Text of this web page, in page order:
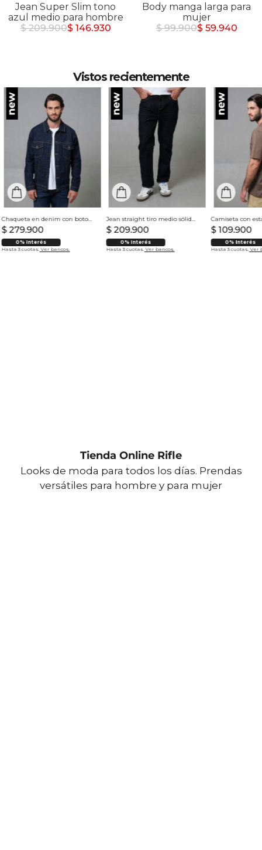
Jean Super Slim tono
azul medio para hombre
$ 209.900$ 146.930
Body manga larga para
mujer
$ 99.900$ 59.940
Vistos recientemente
Chaqueta en denim con botones para hombre
$ 279.900
0% Interés
Hasta 3 cuotas. Ver bancos.
Jean straight tiro medio sólido para hombre
$ 209.900
0% Interés
Hasta 3 cuotas. Ver bancos.
$ 109.900
0% Interés
Hasta 3 cuotas. Ver
Tienda Online Rifle
Looks de moda para todos los días. Prendas
versátiles para hombre y para mujer